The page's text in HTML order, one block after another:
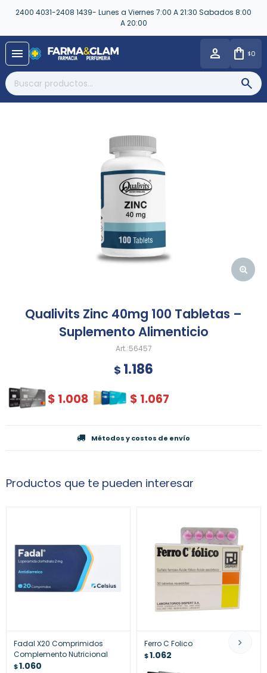
2400 4031-2408 1439- Lunes a Viernes 7:00 A 21:30 Sabados 8:00
A 20:00
menu $0
Qualivits Zinc 40mg 100 Tabletas –
Suplemento Alimenticio
56457
$ 1.186
$ 1.008 $ 1.067
Métodos y costos de envío
Productos que te pueden interesar
Fadal X20 Comprimidos
Complemento Nutricional
$1.060
Ferro C Folico
$1.062